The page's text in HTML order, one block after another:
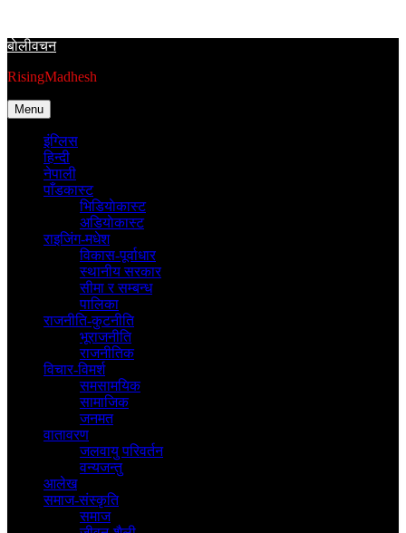
content
बाेलीवचन
RisingMadhesh
Menu
इंग्लिस
हिन्दी
नेपाली
पाँडकास्ट
भिडियाेकास्ट
अडियाेकास्ट
राइजिंग-मधेश
विकास-पूर्वाधार
स्थानीय सरकार
सीमा र सम्बन्ध
पालिका
राजनीति-कुटनीति
भूराजनीति
राजनीतिक
विचार-विमर्श
समसामयिक
सामाजिक
जनमत
वातावरण
जलवायु परिवर्तन
वन्यजन्तु
आलेख
समाज-संस्कृति
समाज